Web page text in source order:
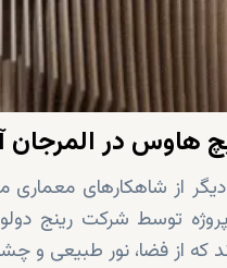
هاوس در المرجان
از شاهکارهای
توسط شرکت رینج
از فضا، نور طبیعی و